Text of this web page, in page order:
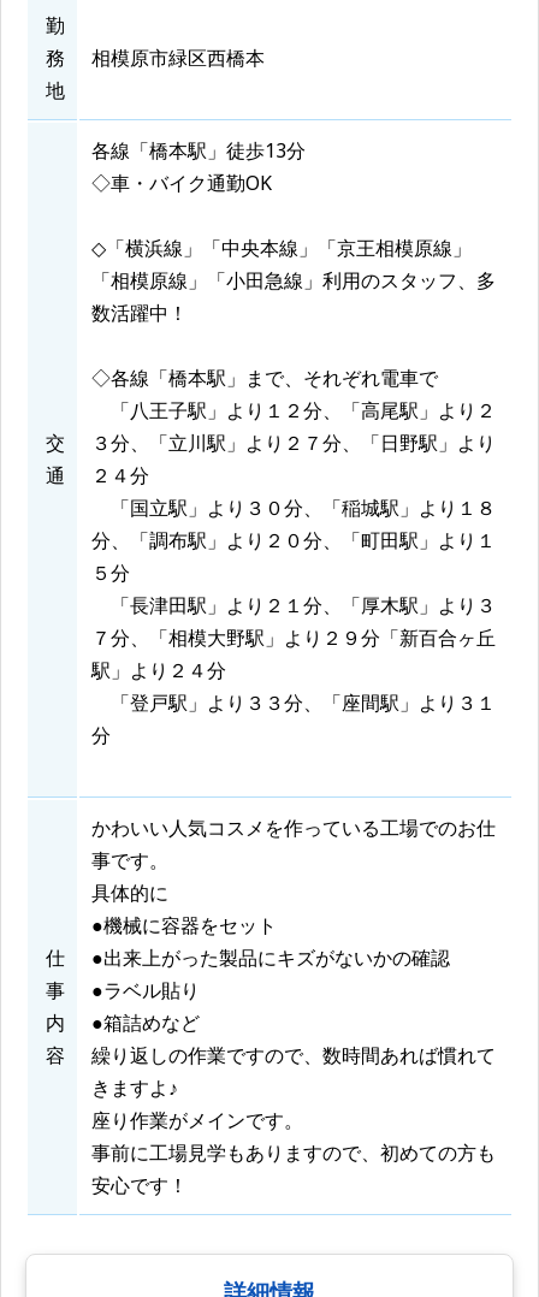
勤
務
地
相模原市緑区西橋本
交
通
各線「橋本駅」徒歩13分
◇車・バイク通勤OK
◇「横浜線」「中央本線」「京王相模原線」
「相模原線」「小田急線」利用のスタッフ、多
数活躍中！
◇各線「橋本駅」まで、それぞれ電車で
「八王子駅」より１２分、「高尾駅」より２
３分、「立川駅」より２７分、「日野駅」より
２４分
「国立駅」より３０分、「稲城駅」より１８
分、「調布駅」より２０分、「町田駅」より１
５分
「長津田駅」より２１分、「厚木駅」より３
７分、「相模大野駅」より２９分「新百合ヶ丘
駅」より２４分
「登戸駅」より３３分、「座間駅」より３１
分
仕
事
内
容
かわいい人気コスメを作っている工場でのお仕
事です。
具体的に
●機械に容器をセット
●出来上がった製品にキズがないかの確認
●ラベル貼り
●箱詰めなど
繰り返しの作業ですので、数時間あれば慣れて
きますよ♪
座り作業がメインです。
事前に工場見学もありますので、初めての方も
安心です！